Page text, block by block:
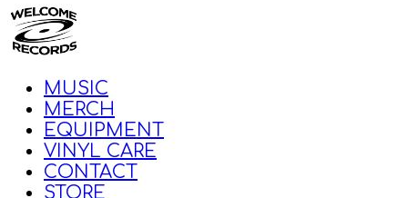
MUSIC
MERCH
EQUIPMENT
VINYL CARE
CONTACT
STORE